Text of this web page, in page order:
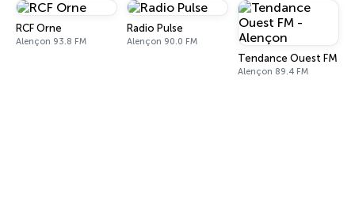
RCF Orne
Alençon 93.8 FM
Radio Pulse
Alençon 90.0 FM
Tendance Ouest FM -
Alençon 89.4 FM